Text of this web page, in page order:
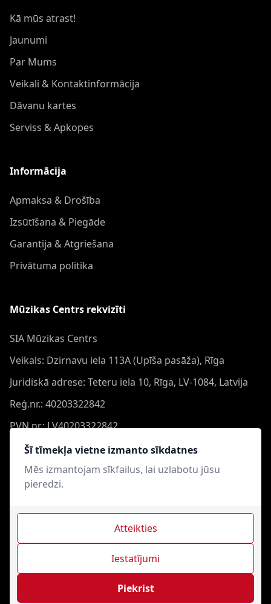
Šī tīmekļa vietne izmanto sīkdatnes
Mēs izmantojam sīkfailus, lai uzlabotu jūsu
pieredzi.
Piekrist
Iestatījumi
Atteikties
Kā mūs atrast!
Jaunumi
Par Mums
Veikali & Kontaktinformācija
Dāvanu kartes
Serviss & Apkopes
Informācija
Apmaksa & Drošība
Izsūtīšana & Piegāde
Garantija & Atgriešana
Privātuma politika
Mūzikas Centrs rekvizīti
SIA Mūzikas Centrs
Veikals: Dzirnavu iela 113A (Upīša pasāža), Rīga
Juridiskā adrese: Teteru iela 10, Rīga, LV-1084, Latvija
Reģ.nr.: 40203322842
PVN nr.: LV40203322842
Banka: Swedbank AS
Konts: LV44HABA0551050864473
Swift: HABALV22
Mūzikas Centrs © 2021-2026. Visas tiesības aizsargātas.
Interneta veikala izveide - Magecode